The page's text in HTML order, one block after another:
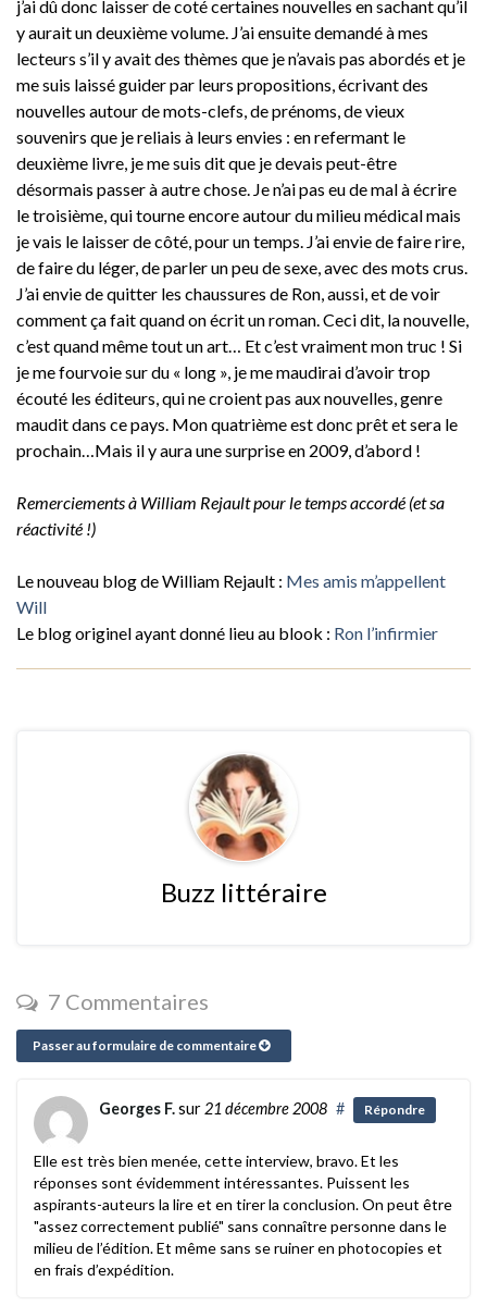
j’ai dû donc laisser de coté certaines nouvelles en sachant qu’il
y aurait un deuxième volume. J’ai ensuite demandé à mes
lecteurs s’il y avait des thèmes que je n’avais pas abordés et je
me suis laissé guider par leurs propositions, écrivant des
nouvelles autour de mots-clefs, de prénoms, de vieux
souvenirs que je reliais à leurs envies : en refermant le
deuxième livre, je me suis dit que je devais peut-être
désormais passer à autre chose. Je n’ai pas eu de mal à écrire
le troisième, qui tourne encore autour du milieu médical mais
je vais le laisser de côté, pour un temps. J’ai envie de faire rire,
de faire du léger, de parler un peu de sexe, avec des mots crus.
J’ai envie de quitter les chaussures de Ron, aussi, et de voir
comment ça fait quand on écrit un roman. Ceci dit, la nouvelle,
c’est quand même tout un art… Et c’est vraiment mon truc ! Si
je me fourvoie sur du « long », je me maudirai d’avoir trop
écouté les éditeurs, qui ne croient pas aux nouvelles, genre
maudit dans ce pays. Mon quatrième est donc prêt et sera le
prochain…Mais il y aura une surprise en 2009, d’abord !
Remerciements à William Rejault pour le temps accordé (et sa
réactivité !)
Le nouveau blog de William Rejault : Mes amis m’appellent
Will
Le blog originel ayant donné lieu au blook : Ron l’infirmier
Buzz littéraire
7 Commentaires
Passer au formulaire de commentaire
Georges F.sur 21 décembre 2008 # Répondre
Elle est très bien menée, cette interview, bravo. Et les
réponses sont évidemment intéressantes. Puissent les
aspirants-auteurs la lire et en tirer la conclusion. On peut être
"assez correctement publié" sans connaître personne dans le
milieu de l’édition. Et même sans se ruiner en photocopies et
en frais d’expédition.